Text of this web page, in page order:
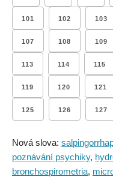
101 102 103
107 108 109
113 114 115
119 120 121
125 126 127
Nová slova:
poznávání psychiky,
bronchospirometria,